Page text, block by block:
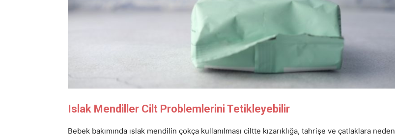
Islak Mendiller Cilt Problemlerini Tetikleyebilir
Bebek bakımında ıslak mendilin çokça kullanılması ciltte kızarıklığa, tahrişe ve çatlaklara neden